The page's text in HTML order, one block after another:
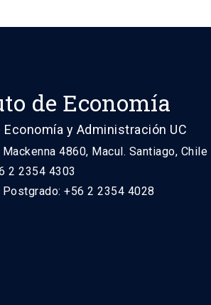
de Economía
Economía y Administración UC
4860, Macul. Santiago, Chile
2 2354 4303
+56 2 2354 4028